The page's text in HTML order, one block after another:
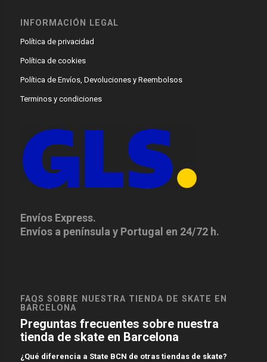
INFORMACIÓN LEGAL
Política de privacidad
Política de cookies
Política de Envíos, Devoluciones y Reembolsos
Terminos y condiciones
Envíos Express.
Envíos a península y Portugal en 24/72 h.
FAQS SOBRE NUESTRA TIENDA DE SKATE EN
BARCELONA
Preguntas frecuentes sobre nuestra
tienda de skate en Barcelona
¿Qué diferencia a State BCN de otras tiendas de skate?